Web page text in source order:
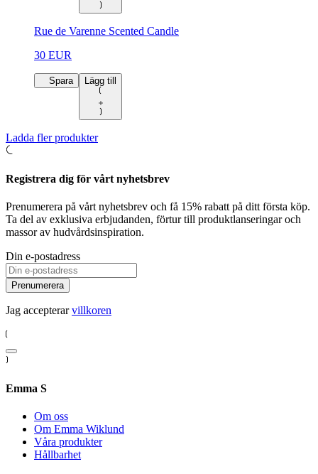
Rue de Varenne Scented Candle
30 EUR
Spara Lägg till
Ladda fler produkter
Registrera dig för vårt nyhetsbrev
Prenumerera på vårt nyhetsbrev och få 15% rabatt på ditt första köp.
Ta del av exklusiva erbjudanden, förtur till produktlanseringar och
massor av hudvårdsinspiration.
Din e-postadress
Prenumerera
Jag accepterarvillkoren
Emma S
Om oss
Om Emma Wiklund
Våra produkter
Hållbarhet